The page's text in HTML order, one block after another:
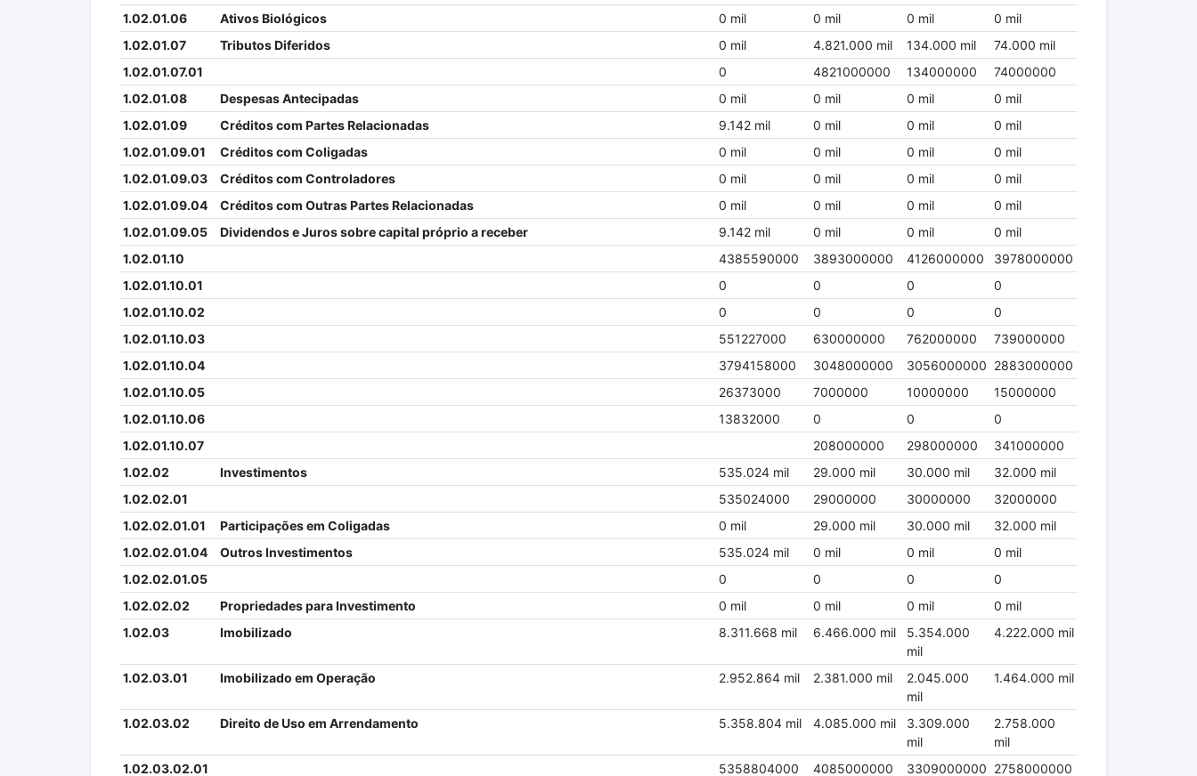
1.02.01.06
Ativos Biológicos 0 mil 0 mil 0 mil
0 mil
1.02.01.07
Tributos Diferidos 0 mil 4.821.000 mil 134.000 mil
74.000 mil
1.02.01.07.01
0 4821000000 134000000
74000000
1.02.01.08
Despesas Antecipadas 0 mil 0 mil 0 mil
0 mil
1.02.01.09
Créditos com Partes Relacionadas 9.142 mil 0 mil 0 mil
0 mil
1.02.01.09.01
Créditos com Coligadas 0 mil 0 mil 0 mil
0 mil
1.02.01.09.03
Créditos com Controladores 0 mil 0 mil 0 mil
0 mil
1.02.01.09.04
Créditos com Outras Partes Relacionadas 0 mil 0 mil 0 mil
0 mil
1.02.01.09.05
Dividendos e Juros sobre capital próprio a receber 9.142 mil 0 mil 0 mil
0 mil
1.02.01.10
4385590000 3893000000 4126000000
3978000000
1.02.01.10.01
0 0 0
0
1.02.01.10.02
0 0 0
0
1.02.01.10.03
551227000 630000000 762000000
739000000
1.02.01.10.04
3794158000 3048000000 3056000000 2883000000
1.02.01.10.05
26373000 7000000 10000000
15000000
1.02.01.10.06
13832000 0 0
0
1.02.01.10.07
208000000 298000000
341000000
1.02.02
Investimentos 535.024 mil 29.000 mil 30.000 mil
32.000 mil
1.02.02.01
535024000 29000000 30000000
32000000
1.02.02.01.01
Participações em Coligadas 0 mil 29.000 mil 30.000 mil
32.000 mil
1.02.02.01.04
Outros Investimentos 535.024 mil 0 mil 0 mil
0 mil
1.02.02.01.05
0 0 0
0
1.02.02.02
Propriedades para Investimento 0 mil 0 mil 0 mil
0 mil
1.02.03
Imobilizado 8.311.668 mil 6.466.000 mil
5.354.000
mil
4.222.000 mil
1.02.03.01 Imobilizado em Operação 2.952.864 mil 2.381.000 mil
2.045.000
mil
1.464.000 mil
1.02.03.02 Direito de Uso em Arrendamento 5.358.804 mil 4.085.000 mil
3.309.000
mil
2.758.000
mil
1.02.03.02.01
5358804000 4085000000 3309000000 2758000000